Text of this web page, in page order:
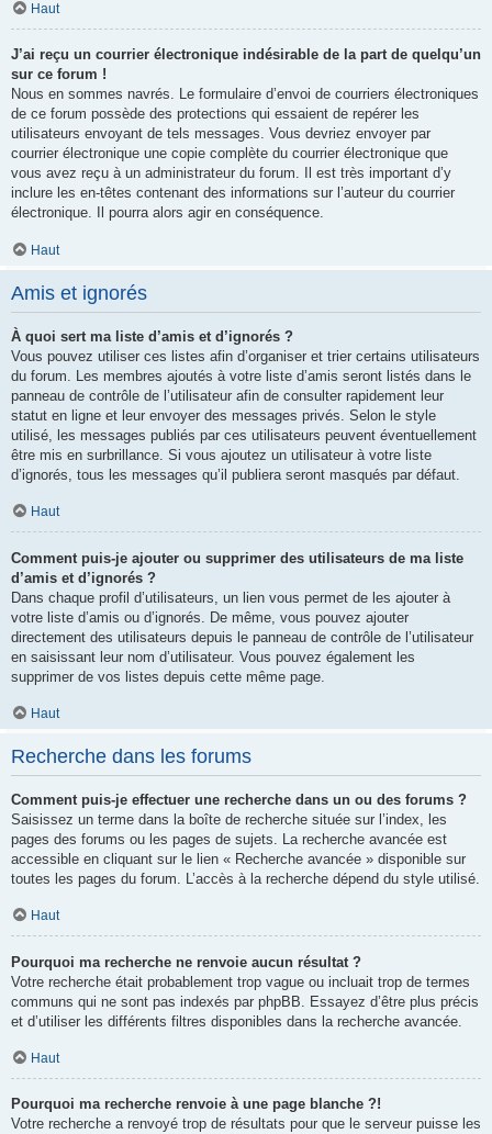
Haut
J’ai reçu un courrier électronique indésirable de la part de quelqu’un
sur ce forum !
Nous en sommes navrés. Le formulaire d’envoi de courriers électroniques
de ce forum possède des protections qui essaient de repérer les
utilisateurs envoyant de tels messages. Vous devriez envoyer par
courrier électronique une copie complète du courrier électronique que
vous avez reçu à un administrateur du forum. Il est très important d’y
inclure les en-têtes contenant des informations sur l’auteur du courrier
électronique. Il pourra alors agir en conséquence.
Haut
Amis et ignorés
À quoi sert ma liste d’amis et d’ignorés ?
Vous pouvez utiliser ces listes afin d’organiser et trier certains utilisateurs
du forum. Les membres ajoutés à votre liste d’amis seront listés dans le
panneau de contrôle de l’utilisateur afin de consulter rapidement leur
statut en ligne et leur envoyer des messages privés. Selon le style
utilisé, les messages publiés par ces utilisateurs peuvent éventuellement
être mis en surbrillance. Si vous ajoutez un utilisateur à votre liste
d’ignorés, tous les messages qu’il publiera seront masqués par défaut.
Haut
Comment puis-je ajouter ou supprimer des utilisateurs de ma liste
d’amis et d’ignorés ?
Dans chaque profil d’utilisateurs, un lien vous permet de les ajouter à
votre liste d’amis ou d’ignorés. De même, vous pouvez ajouter
directement des utilisateurs depuis le panneau de contrôle de l’utilisateur
en saisissant leur nom d’utilisateur. Vous pouvez également les
supprimer de vos listes depuis cette même page.
Haut
Recherche dans les forums
Comment puis-je effectuer une recherche dans un ou des forums ?
Saisissez un terme dans la boîte de recherche située sur l’index, les
pages des forums ou les pages de sujets. La recherche avancée est
accessible en cliquant sur le lien « Recherche avancée » disponible sur
toutes les pages du forum. L’accès à la recherche dépend du style utilisé.
Haut
Pourquoi ma recherche ne renvoie aucun résultat ?
Votre recherche était probablement trop vague ou incluait trop de termes
communs qui ne sont pas indexés par phpBB. Essayez d’être plus précis
et d’utiliser les différents filtres disponibles dans la recherche avancée.
Haut
Pourquoi ma recherche renvoie à une page blanche ?!
Votre recherche a renvoyé trop de résultats pour que le serveur puisse les